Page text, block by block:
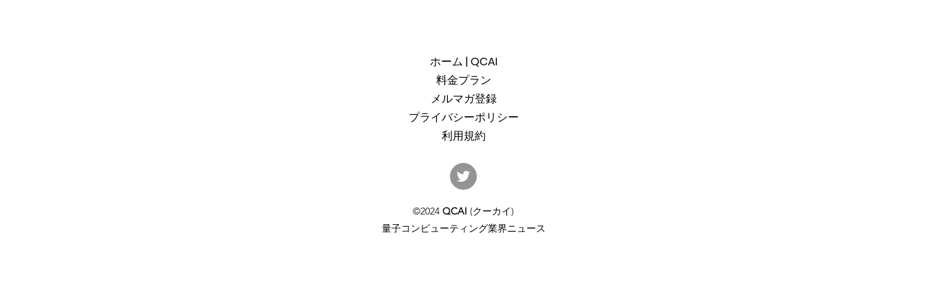
産総研のG-QuATに冷却原子
(中性原子)方式の米国QuEra社
億円（4,100万米ドル）。設置
するのは256量子ビットの第2
ホーム | QCAI
料金プラン
メルマガ登録
プライバシーポリシー
利用規約
©2024 QCAI (クーカイ)
量子コンピューティング業界ニュース